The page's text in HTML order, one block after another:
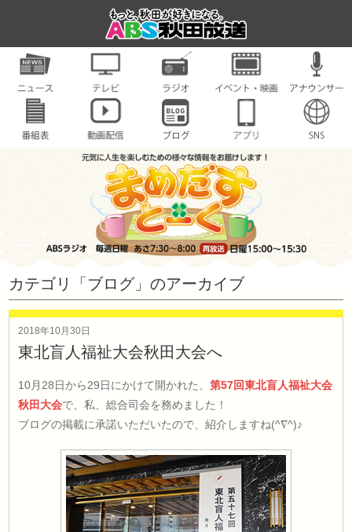
カテゴリ「ブログ」のアーカイブ
2018年10月30日
東北盲人福祉大会秋田大会へ
10月28日から29日にかけて開かれた、第57回東北盲人福祉大会
秋田大会で、私、総合司会を務めました！
ブログの掲載に承諾いただいたので、紹介しますね(^∇^)♪